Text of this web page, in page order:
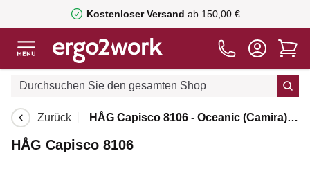
Kostenloser Versand ab 150,00 €
Zurück HÅG Capisco 8106 - Oceanic (Camira) - Recyceltes Polyester - OCI014 - Light beige - Silber - 200 mm (Sitzhöhe 46-64cm) - Weiche Rollen für harte Böden
HÅG Capisco 8106